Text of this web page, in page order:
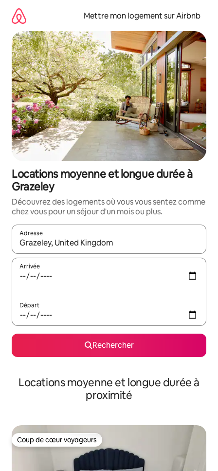
directement
contenu
Mettre mon logement sur Airbnb
Locations moyenne et longue durée à
Grazeley
Découvrez des logements où vous vous sentez comme
chez vous pour un séjour d'un mois ou plus.
Adresse
Lorsque les résultats s'affichent, utilisez les flèches vers le
Arrivée
Départ
Rechercher
Locations moyenne et longue durée à
proximité
Coup de cœur voyageurs
Coup de cœur voyageurs